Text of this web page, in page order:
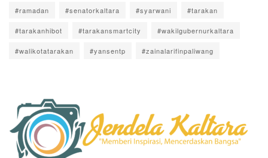
#ramadan #senatorkaltara #syarwani #tarakan
#tarakanhibot #tarakansmartcity #wakilgubernurkaltara
#walikotatarakan #yansentp #zainalarifinpaliwang